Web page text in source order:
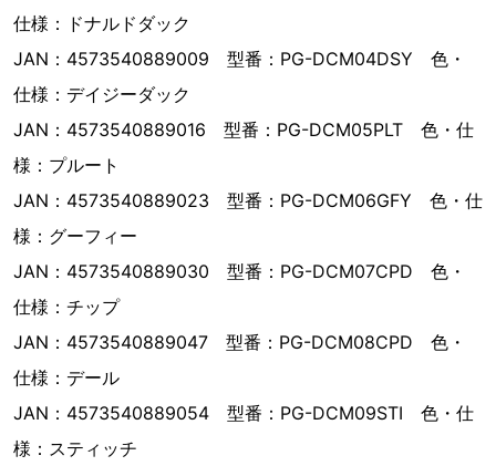
仕様：ドナルドダック
JAN：4573540889009 型番：PG-DCM04DSY 色・
仕様：デイジーダック
JAN：4573540889016 型番：PG-DCM05PLT 色・仕
様：プルート
JAN：4573540889023 型番：PG-DCM06GFY 色・仕
様：グーフィー
JAN：4573540889030 型番：PG-DCM07CPD 色・
仕様：チップ
JAN：4573540889047 型番：PG-DCM08CPD 色・
仕様：デール
JAN：4573540889054 型番：PG-DCM09STI 色・仕
様：スティッチ